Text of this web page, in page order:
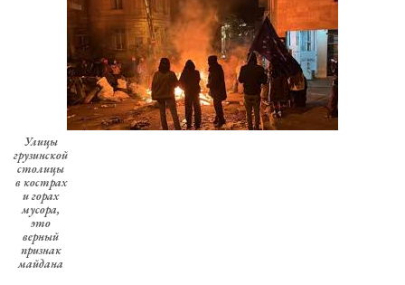
Улицы
грузинской
столицы
в кострах
и горах
мусора,
это
верный
признак
майдана